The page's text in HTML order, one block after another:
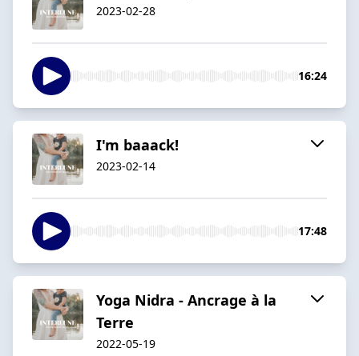
2023-02-28
16:24
I'm baaack!
2023-02-14
17:48
Yoga Nidra - Ancrage à la
Terre
2022-05-19